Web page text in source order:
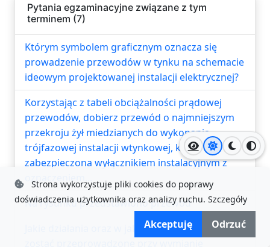
Jasny motyw
Ciemny
Pytania egzaminacyjne związane z tym
terminem (7)
Którym symbolem graficznym oznacza się
prowadzenie przewodów w tynku na schemacie
ideowym projektowanej instalacji elektrycznej?
Korzystając z tabeli obciążalności prądowej
przewodów, dobierz przewód o najmniejszym
przekroju żył miedzianych do wykonania
trójfazowej instalacji wtynkowej, która jest
zabezpieczona wyłącznikiem instalacyjnym z
oznaczeniem...
Na rysunku przedstawiono przewód
Jakie działania oraz w jakiej sekwencji powinny
Strona wykorzystuje pliki cookies do poprawy
doświadczenia użytkownika oraz analizy ruchu. Szczegóły
Akceptuję Odrzuć